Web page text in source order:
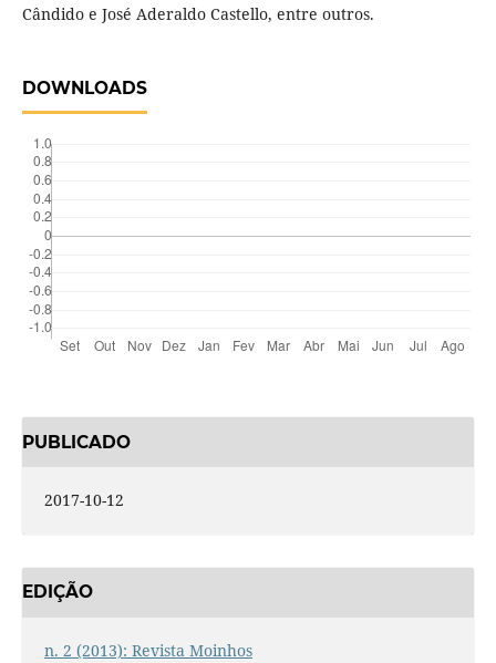
Cândido e José Aderaldo Castello, entre outros.
DOWNLOADS
PUBLICADO
2017-10-12
EDIÇÃO
n. 2 (2013): Revista Moinhos